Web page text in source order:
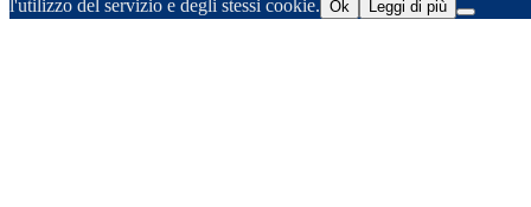
l'utilizzo del servizio e degli stessi cookie. Ok Leggi di più